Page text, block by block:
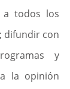
a todos los
difundir con
y
la opinión